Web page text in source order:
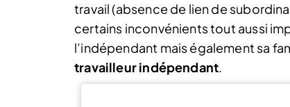
travail (absence de lien de
certains inconvénients tout aussi
l’indépendant mais également sa
travailleur indépendant.